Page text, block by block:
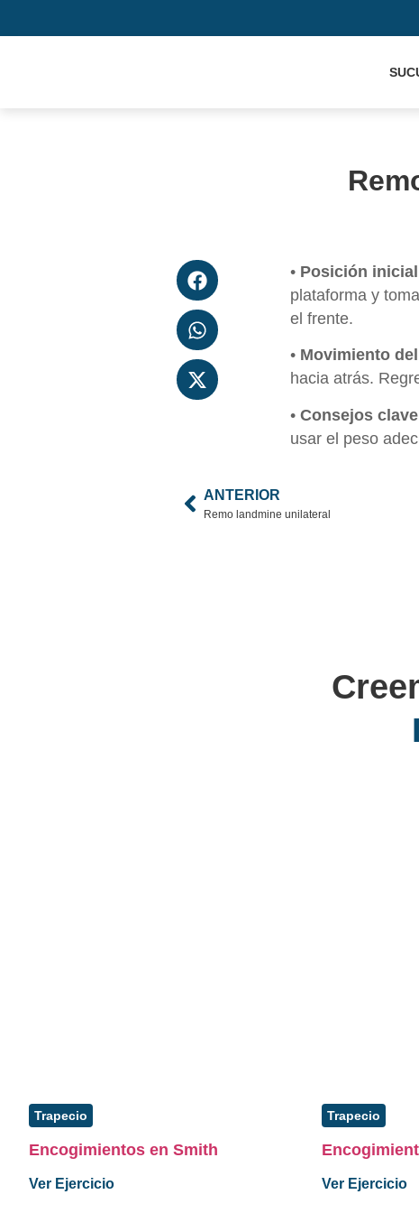
• Posición
plataforma y
el frente.
• Movimiento
hacia atrás.
• Consejos
usar el peso
ANTERIOR
Remo landmine unilateral
Trapecio
Encogimientos en Smith
Ver Ejercicio
Trapecio
Ver Ejercicio